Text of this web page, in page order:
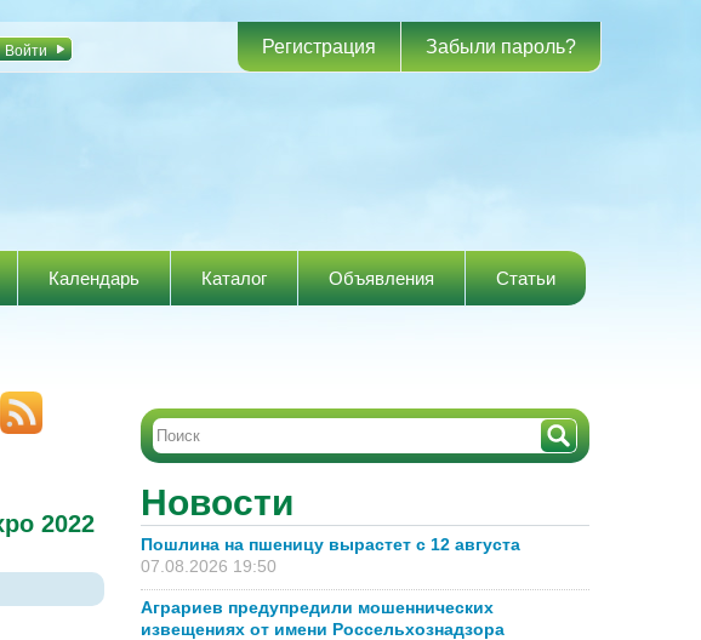
Регистрация Забыли пароль?
Календарь Каталог Объявления Статьи
2022
Новости
Пошлина на пшеницу вырастет с 12 августа
07.08.2026 19:50
Аграриев предупредили мошеннических
извещениях от имени Россельхознадзора